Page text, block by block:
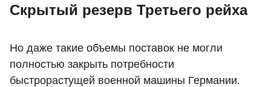
Скрытый резерв Третьего рейха
Но даже такие объемы поставок не могли
полностью закрыть потребности
быстрорастущей военной машины Германии.